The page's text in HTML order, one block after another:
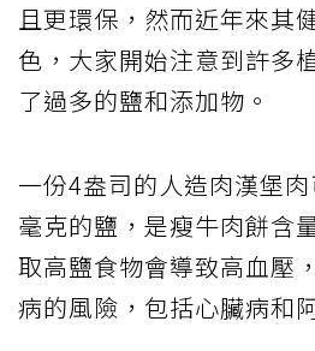
且更環保，然而近年來其
色，大家開始注意到許多
了過多的鹽和添加物。
一份4盎司的人造肉漢堡
毫克的鹽，是瘦牛肉餅含
取高鹽食物會導致高血壓
病的風險，包括心臟病和